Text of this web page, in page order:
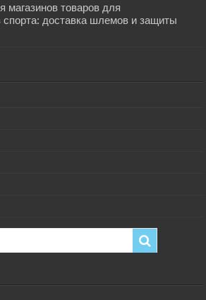
магазинов товаров для
доставка шлемов и защиты